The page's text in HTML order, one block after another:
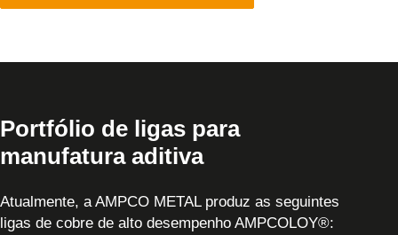
Portfólio de ligas para
manufatura aditiva
Atualmente, a AMPCO METAL produz as seguintes
ligas de cobre de alto desempenho AMPCOLOY®: